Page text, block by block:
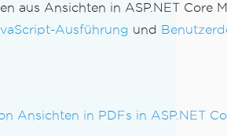
aus Ansichten in ASP.NET Core
Ausführung und
Ansichten in PDFs in ASP.NET